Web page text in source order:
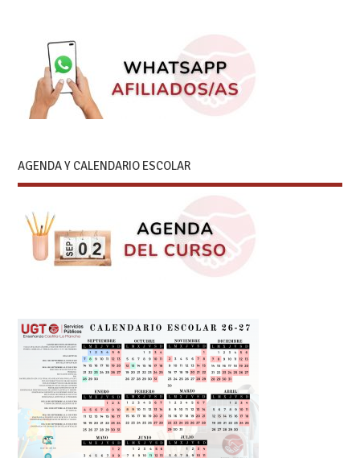
AGENDA Y CALENDARIO ESCOLAR